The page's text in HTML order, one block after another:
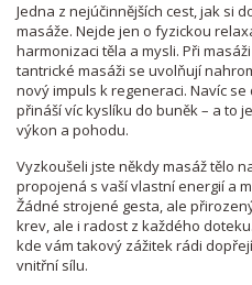
Jedna z nejúčinnějších cest, jak si
masáže. Nejde jen o fyzickou
harmonizaci těla a mysli. Při
tantrické masáži se uvolňují
nový impuls k regeneraci. Navíc
přináší víc kyslíku do buněk – a to
výkon a pohodu.
Vyzkoušeli jste někdy masáž tělo
propojená s vaší vlastní energií a
Žádné strojené gesta, ale
krev, ale i radost z každého
kde vám takový zážitek rádi
vnitřní sílu.